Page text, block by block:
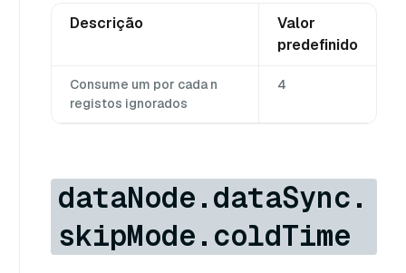
Descrição
Valor
predefinido
Consume um por cada n
registos ignorados
4
dataNode.dataSync.
skipMode.coldTime